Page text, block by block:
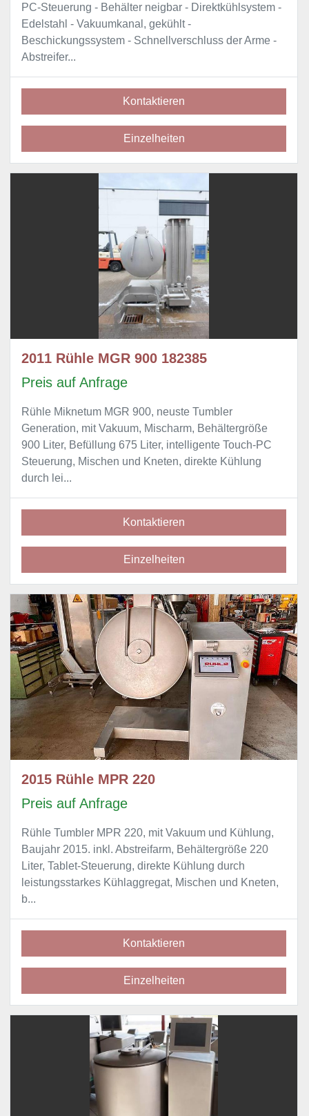
PC-Steuerung - Behälter neigbar - Direktkühlsystem -
Edelstahl - Vakuumkanal, gekühlt -
Beschickungssystem - Schnellverschluss der Arme -
Abstreifer...
Kontaktieren
Einzelheiten
2011 Rühle MGR 900 182385
Preis auf Anfrage
Rühle Miknetum MGR 900, neuste Tumbler
Generation, mit Vakuum, Mischarm, Behältergröße
900 Liter, Befüllung 675 Liter, intelligente Touch-PC
Steuerung, Mischen und Kneten, direkte Kühlung
durch lei...
Kontaktieren
Einzelheiten
2015 Rühle MPR 220
Preis auf Anfrage
Rühle Tumbler MPR 220, mit Vakuum und Kühlung,
Baujahr 2015. inkl. Abstreifarm, Behältergröße 220
Liter, Tablet-Steuerung, direkte Kühlung durch
leistungsstarkes Kühlaggregat, Mischen und Kneten,
b...
Kontaktieren
Einzelheiten